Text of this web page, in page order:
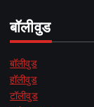
बॉलीवुड
बॉलीवुड
हॉलीवुड
टॉलीवुड